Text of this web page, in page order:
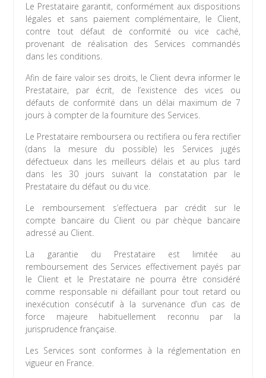
Le Prestataire garantit, conformément aux dispositions
légales et sans paiement complémentaire, le Client,
contre tout défaut de conformité ou vice caché,
provenant de réalisation des Services commandés
dans les conditions.
Afin de faire valoir ses droits, le Client devra informer le
Prestataire, par écrit, de l’existence des vices ou
défauts de conformité dans un délai maximum de 7
jours à compter de la fourniture des Services.
Le Prestataire remboursera ou rectifiera ou fera rectifier
(dans la mesure du possible) les Services jugés
défectueux dans les meilleurs délais et au plus tard
dans les 30 jours suivant la constatation par le
Prestataire du défaut ou du vice.
Le remboursement s’effectuera par crédit sur le
compte bancaire du Client ou par chèque bancaire
adressé au Client.
La garantie du Prestataire est limitée au
remboursement des Services effectivement payés par
le Client et le Prestataire ne pourra être considéré
comme responsable ni défaillant pour tout retard ou
inexécution consécutif à la survenance d’un cas de
force majeure habituellement reconnu par la
jurisprudence française.
Les Services sont conformes à la réglementation en
vigueur en France.